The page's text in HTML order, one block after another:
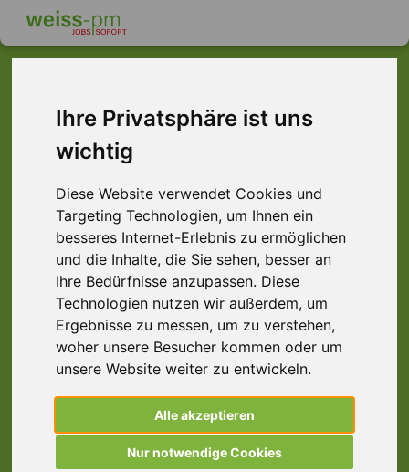
Ihre Privatsphäre ist uns
wichtig
Diese Website verwendet Cookies und
Targeting Technologien, um Ihnen ein
besseres Internet-Erlebnis zu ermöglichen
und die Inhalte, die Sie sehen, besser an
Ihre Bedürfnisse anzupassen. Diese
Technologien nutzen wir außerdem, um
Ergebnisse zu messen, um zu verstehen,
woher unsere Besucher kommen oder um
unsere Website weiter zu entwickeln.
Alle akzeptieren
Nur notwendige Cookies
Dieser Job ist leider
nicht mehr verfügbar ...
... aber vielleicht ist hier etwas dabei:
Staplerprofi (m/w/d) Schicht, Würzburg